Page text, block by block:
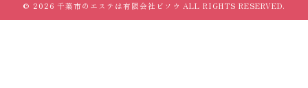
© 2026 千葉市のエステは有限会社ビソウ ALL RIGHTS RESERVED.